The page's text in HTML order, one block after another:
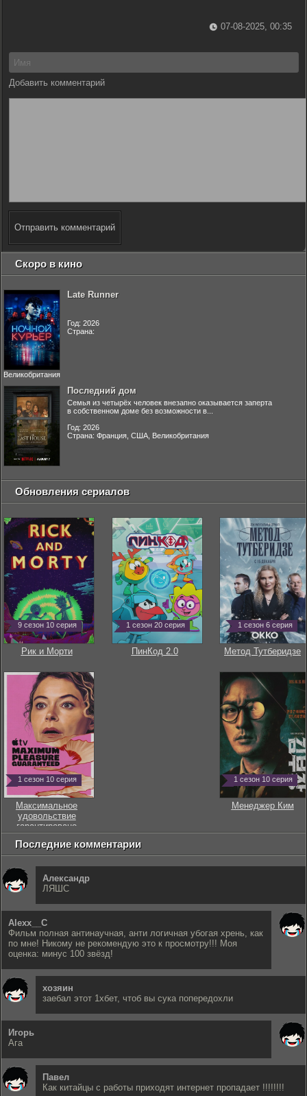
07-08-2025, 00:35
Добавить комментарий
Отправить комментарий
Скоро в кино
Late Runner
Год: 2026
Страна:
Великобритания
Последний дом
Семья из четырёх человек внезапно оказывается заперта
в собственном доме без возможности в...
Год: 2026
Страна: Франция, США, Великобритания
Обновления сериалов
9 сезон 10 серия
Рик и Морти
1 сезон 20 серия
ПинКод 2.0
1 сезон 6 серия
Метод Тутберидзе
1 сезон 10 серия
Максимальное
удовольствие
гарантировано
1 сезон 10 серия
Менеджер Ким
Последние комментарии
Александр
ЛЯШС
Alexx__C
Фильм полная антинаучная, анти логичная убогая хрень, как
по мне! Никому не рекомендую это к просмотру!!! Моя
оценка: минус 100 звёзд!
хозяин
заебал этот 1хбет, чтоб вы сука попередохли
Игорь
Ага
Павел
Как китайцы с работы приходят интернет пропадает !!!!!!!!